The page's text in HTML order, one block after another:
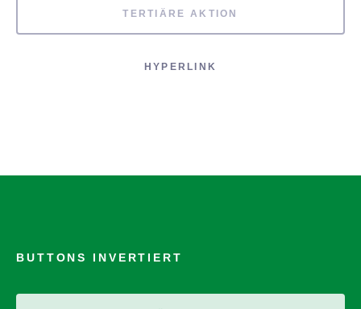
TERTIÄRE AKTION
HYPERLINK
BUTTONS INVERTIERT